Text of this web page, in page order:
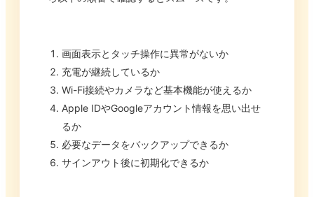
画面表示とタッチ操作に異常がないか
充電が継続しているか
Wi-Fi接続やカメラなど基本機能が使えるか
Apple IDやGoogleアカウント情報を思い出せ
るか
必要なデータをバックアップできるか
サインアウト後に初期化できるか